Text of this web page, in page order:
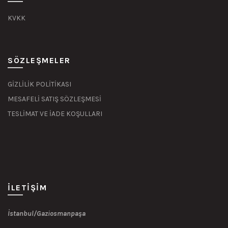
KVKK
SÖZLEŞMELER
GİZLİLİK POLİTİKASI
MESAFELİ SATIŞ SÖZLEŞMESİ
TESLİMAT VE İADE KOŞULLARI
İLETIŞIM
İstanbul/Gaziosmanpaşa